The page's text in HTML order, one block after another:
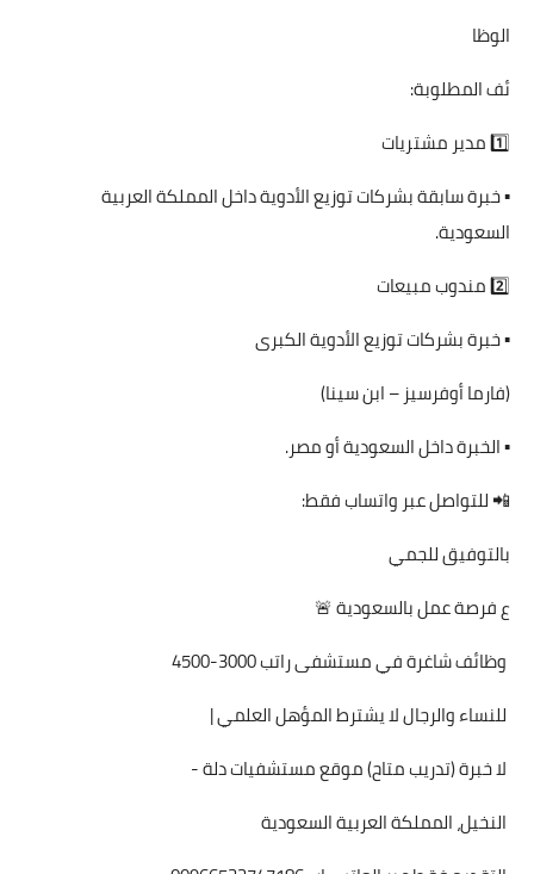
الوظا
ئف المطلوبة:
1️⃣ مدير مشتريات
▪️ خبرة سابقة بشركات توزيع الأدوية داخل المملكة العربية
السعودية.
2️⃣ مندوب مبيعات
▪️ خبرة بشركات توزيع الأدوية الكبرى
(فارما أوفرسيز – ابن سينا)
▪️ الخبرة داخل السعودية أو مصر.
📲 للتواصل عبر واتساب فقط:
بالتوفيق للجمي
ع فرصة عمل بالسعودية 🚨
وظائف شاغرة في مستشفى راتب 3000-4500
للنساء والرجال لا يشترط المؤهل العلمي |
لا خبرة (تدريب متاح) موقع مستشفيات دلة -
النخيل، المملكة العربية السعودية